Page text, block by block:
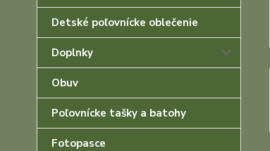
Detské poľovnícke oblečenie
Doplnky
Obuv
Poľovnícke tašky a batohy
Fotopasce